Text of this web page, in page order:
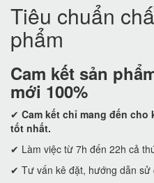
Tiêu chuẩn
phẩm
Cam kết sản
mới 100%
✔ Cam kết chỉ mang đến cho
tốt nhất.
✔ Làm việc từ 7h đến 22h cả
✔ Tư vấn kê đặt, hướng dẫn sử